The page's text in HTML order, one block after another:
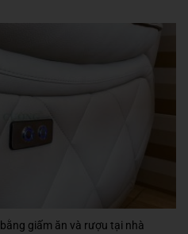
giấm ăn và rượu tại nhà